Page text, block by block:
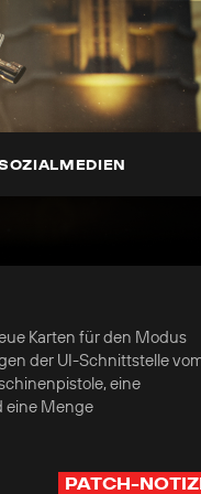
Karten für den Modus
der UI-Schnittstelle
eine
eine Menge
PATCH-